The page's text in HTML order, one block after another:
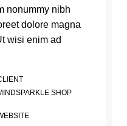
nonummy nibh
dolore magna
wisi enim ad
SHOP